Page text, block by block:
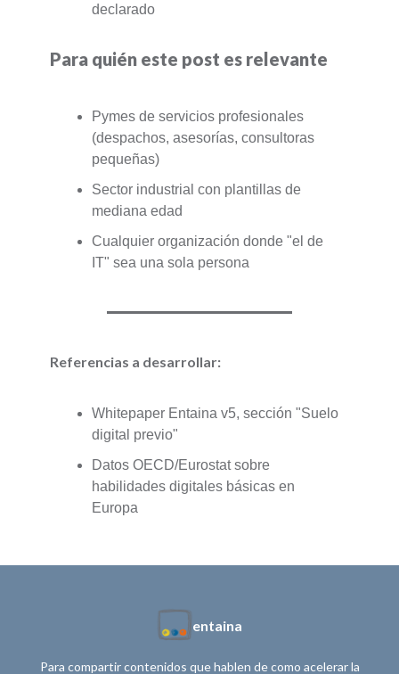
declarado
Para quién este post es relevante
Pymes de servicios profesionales
(despachos, asesorías, consultoras
pequeñas)
Sector industrial con plantillas de
mediana edad
Cualquier organización donde "el de
IT" sea una sola persona
Referencias a desarrollar:
Whitepaper Entaina v5, sección "Suelo
digital previo"
Datos OECD/Eurostat sobre
habilidades digitales básicas en
Europa
entaina
Para compartir contenidos que hablen de como acelerar la